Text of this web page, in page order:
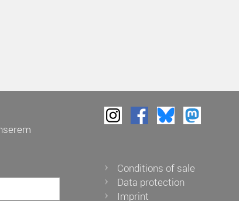
Conditions of sale
Data protection
Imprint